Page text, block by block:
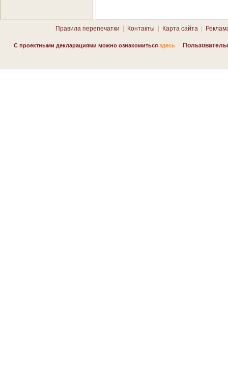
Правила перепечатки Контакты Карта сайта
С проектными декларациями можно ознакомиться здесь